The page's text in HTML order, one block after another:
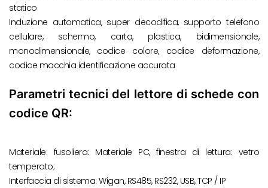
statico
Induzione automatica, super decodifica, supporto telefono
cellulare, schermo, carta, plastica, bidimensionale,
monodimensionale, codice colore, codice deformazione,
codice macchia identificazione accurata
Parametri tecnici del lettore di schede con
codice QR:
Materiale: fusoliera: Materiale PC, finestra di lettura: vetro
temperato;
Interfaccia di sistema: Wigan, RS485, RS232, USB, TCP / IP